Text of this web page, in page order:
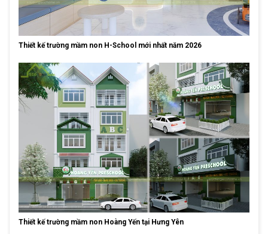
Thiết kế trường mầm non H-School mới nhất năm 2026
Thiết kế trường mầm non Hoàng Yến tại Hưng Yên